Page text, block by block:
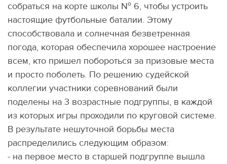
собраться на корте школы № 6, чтобы устроить
настоящие футбольные баталии. Этому
способствовала и солнечная безветренная
погода, которая обеспечила хорошее настроение
всем, кто пришел побороться за призовые места
и просто поболеть. По решению судейской
коллегии участники соревнований были
поделены на 3 возрастные подгруппы, в каждой
из которых игры проходили по круговой системе.
В результате нешуточной борьбы места
распределились следующим образом:
- на первое место в старшей подгруппе вышла